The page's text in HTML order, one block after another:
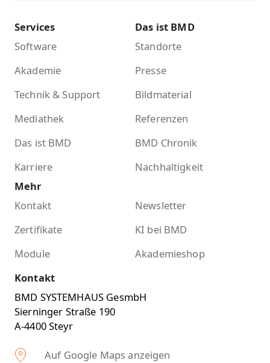
Services
Software
Akademie
Technik & Support
Mediathek
Das ist BMD
Karriere
Das ist BMD
Standorte
Presse
Bildmaterial
Referenzen
BMD Chronik
Nachhaltigkeit
Mehr
Kontakt
Newsletter
Zertifikate
KI bei BMD
Module
Akademieshop
Kontakt
BMD SYSTEMHAUS GesmbH
Sierninger Straße 190
A-4400 Steyr
Auf Google Maps anzeigen